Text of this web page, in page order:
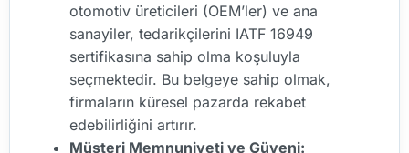
otomotiv üreticileri (OEM’ler) ve ana
sanayiler, tedarikçilerini IATF 16949
sertifikasına sahip olma koşuluyla
seçmektedir. Bu belgeye sahip olmak,
firmaların küresel pazarda rekabet
edebilirliğini artırır.
Müşteri Memnuniyeti ve Güveni: